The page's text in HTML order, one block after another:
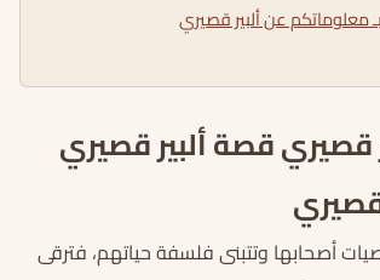
معلوماتكم عن ألبير قصيري
قصيري قصة ألبير قصيري
قصيري
أصحابها وتتبنى فلسفة حياتهم، فترقى